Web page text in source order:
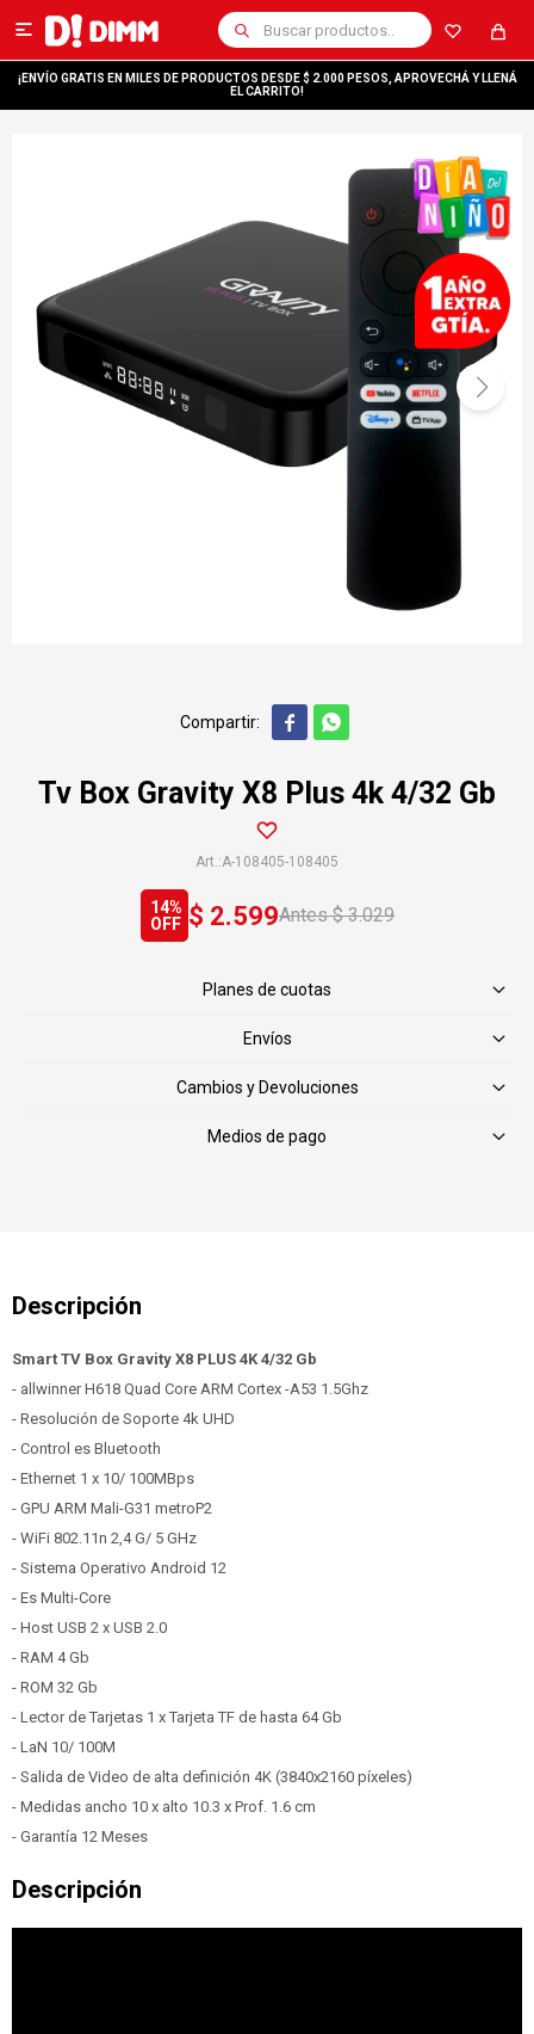

¡ENVÍO GRATIS EN MILES DE PRODUCTOS DESDE $ 2.000 PESOS, APROVECHÁ Y LLENÁ
EL CARRITO!
 
Tv Box Gravity X8 Plus 4k 4/32 Gb
A-108405-108405
$ 2.599 $ 3.029
14
Planes de cuotas
Envíos
Cambios y Devoluciones
Medios de pago
Smart TV Box Gravity X8 PLUS 4K 4/32 Gb
- allwinner H618 Quad Core ARM Cortex -A53 1.5Ghz
- Resolución de Soporte 4k UHD
- Control es Bluetooth
- Ethernet 1 x 10/ 100MBps
- GPU ARM Mali-G31 metroP2
- WiFi 802.11n 2,4 G/ 5 GHz
- Sistema Operativo Android 12
- Es Multi-Core
- Host USB 2 x USB 2.0
- RAM 4 Gb
- ROM 32 Gb
- Lector de Tarjetas 1 x Tarjeta TF de hasta 64 Gb
- LaN 10/ 100M
- Salida de Video de alta definición 4K (3840x2160 píxeles)
- Medidas ancho 10 x alto 10.3 x Prof. 1.6 cm
- Garantía 12 Meses